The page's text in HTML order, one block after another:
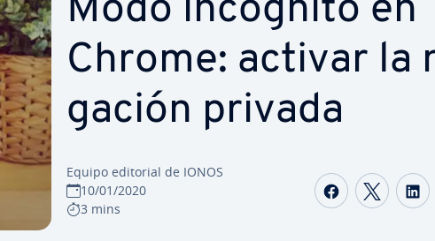
Modo incógnito en
Chrome: activar la
ga­ción privada
Equipo editorial de IONOS
10/01/2020
3 mins
Compartir